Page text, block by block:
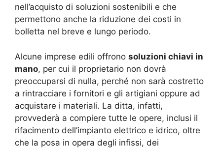
nell’acquisto di soluzioni sostenibili e che
permettono anche la riduzione dei costi in
bolletta nel breve e lungo periodo.
Alcune imprese edili offrono soluzioni chiavi in
mano, per cui il proprietario non dovrà
preoccuparsi di nulla, perché non sarà costretto
a rintracciare i fornitori e gli artigiani oppure ad
acquistare i materiali. La ditta, infatti,
provvederà a compiere tutte le opere, inclusi il
rifacimento dell’impianto elettrico e idrico, oltre
che la posa in opera degli infissi, dei